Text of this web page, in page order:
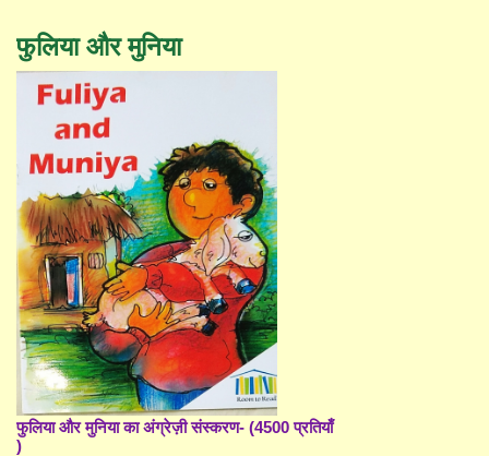
फुलिया और मुनिया
फुलिया और मुनिया का अंग्रेज़ी संस्करण- (4500 प्रतियाँ
)